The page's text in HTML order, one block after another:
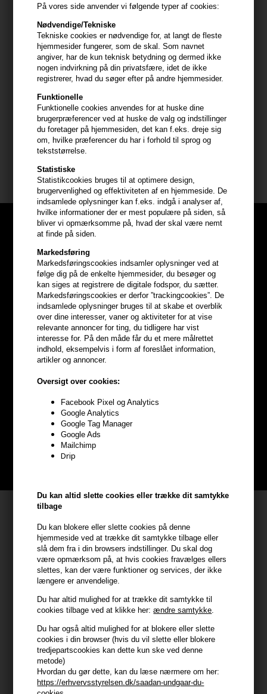
På vores side anvender vi følgende typer af cookies:
Nødvendige/Tekniske
Tekniske cookies er nødvendige for, at langt de fleste
hjemmesider fungerer, som de skal. Som navnet
angiver, har de kun teknisk betydning og dermed ikke
nogen indvirkning på din privatsfære, idet de ikke
registrerer, hvad du søger efter på andre hjemmesider.
Funktionelle
Funktionelle cookies anvendes for at huske dine
brugerpræferencer ved at huske de valg og indstillinger
du foretager på hjemmesiden, det kan f.eks. dreje sig
om, hvilke præferencer du har i forhold til sprog og
tekststørrelse.
Statistiske
Statistikcookies bruges til at optimere design,
brugervenlighed og effektiviteten af en hjemmeside. De
indsamlede oplysninger kan f.eks. indgå i analyser af,
hvilke informationer der er mest populære på siden, så
bliver vi opmærksomme på, hvad der skal være nemt
at finde på siden.
Markedsføring
Markedsføringscookies indsamler oplysninger ved at
følge dig på de enkelte hjemmesider, du besøger og
kan siges at registrere de digitale fodspor, du sætter.
Markedsføringscookies er derfor ”trackingcookies”. De
indsamlede oplysninger bruges til at skabe et overblik
over dine interesser, vaner og aktiviteter for at vise
relevante annoncer for ting, du tidligere har vist
interesse for. På den måde får du et mere målrettet
indhold, eksempelvis i form af foreslået information,
artikler og annoncer.
Oversigt over cookies:
Facebook Pixel og Analytics
Google Analytics
Google Tag Manager
Google Ads
Mailchimp
Drip
Du kan altid slette cookies eller trække dit samtykke
tilbage
Du kan blokere eller slette cookies på denne
hjemmeside ved at trække dit samtykke tilbage eller
slå dem fra i din browsers indstillinger. Du skal dog
være opmærksom på, at hvis cookies fravælges ellers
slettes, kan der være funktioner og services, der ikke
længere er anvendelige.
Du har altid mulighed for at trække dit samtykke til
cookies tilbage ved at klikke her:ændre samtykke.
Du har også altid mulighed for at blokere eller slette
cookies i din browser (hvis du vil slette eller blokere
tredjepartscookies kan dette kun ske ved denne
metode)
Hvordan du gør dette, kan du læse nærmere om her:
https://erhvervsstyrelsen.dk/saadan-undgaar-du-
Ingredienser
Water/Eau/Aqua, Butane, Propylene Glycol, Propane, AMP-
Acrylates/Allyl Methacrylate Copolymer, VP/Acrylates/Lauryl
Methacrylate Copolymer, PEG-40 Hydrogenated Castor Oil,
Polysorbate 20, Laureth-4, Fragrance/Parfum, PEG-8 Dimethicone,
Aminomethyl Propanol, Ceteth-10, Hippophae Rhamnoides (Sea
Buckthorn/Argousier) Extract, Phenoxyethanol, Butylphenyl
Methylpropional, Limonene, Hydroxycitronellal, Hydroxyisohexyl 3-
Cyclohexene Carboxaldehyde, Citronellol, Coumarin
Størrelse: 250 ml
Amika hårprodukter
Optjen5% bonuskroner
hele din ordre
Bliv helt gratis en del af vores kundeklub og optjen rabatter når du
Kundeservice
HAIR247
Frisenborgvej 6A
7800 Skive
CVR: 44874253
kundeservice@hair247.dk
Tlf. 23839799 (hverdage 9-14)
Modtag tilbud mm
Tilmeld dig nyhedsbrev - du kan altid afmelde det igen.